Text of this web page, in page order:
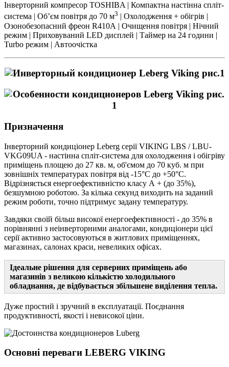
Інверторний компресор TOSHIBA | Компактна настінна спліт-
система | Обʼєм повітря до 70 м3
| Охолодження + обігрів |
Озонобезопасний фреон R410А | Очищення повітря | Нічний
режим | Приховуваний LED дисплей | Таймер на 24 години |
Turbo режим | Автоочістка
Призначення
Інверторний кондиціонер Leberg серії VIKING LBS / LBU-
VKG09UA - настінна спліт-система для охолодження і обігріву
приміщень площею до 27 кв. м, об'ємом до 70 куб. м при
зовнішніх температурах повітря від -15°С до +50°С.
Відрізняється енергоефективністю класу А + (до 35%),
безшумною роботою. За кілька секунд виходить на заданий
режим роботи, точно підтримує задану температуру.
Завдяки своїй більш високої енергоефективності - до 35% в
порівнянні з неінверторними аналогами, кондиціонери цієї
серії активно застосовуються в житлових приміщеннях,
магазинах, салонах краси, невеликих офісах.
Ідеальне рішення для серверних приміщень або
магазинів з великою кількістю холодильного
обладнання, де відбувається збільшене виділення тепла.
Дуже простий і зручний в експлуатації. Поєднання
продуктивності, якості і невисокої ціни.
Основні переваги LEBERG VIKING